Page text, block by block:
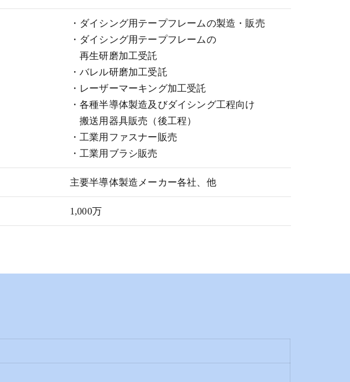
・ダイシング用テープフレームの製造・販売
・ダイシング用テープフレームの
再生研磨加工受託
・バレル研磨加工受託
・レーザーマーキング加工受託
・各種半導体製造及びダイシング工程向け
搬送用器具販売（後工程）
・工業用ファスナー販売
・工業用ブラシ販売
主要半導体製造メーカー各社、他
1,000万